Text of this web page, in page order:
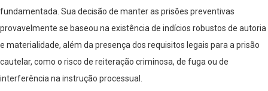
fundamentada. Sua decisão de manter as prisões preventivas
provavelmente se baseou na existência de indícios robustos de autoria
e materialidade, além da presença dos requisitos legais para a prisão
cautelar, como o risco de reiteração criminosa, de fuga ou de
interferência na instrução processual.